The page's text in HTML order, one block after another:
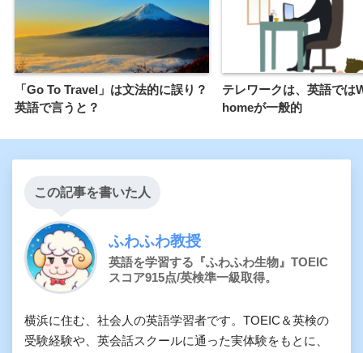
「Go To Travel」は文法的に誤り？
英語で言うと？
テレワークは、英語では
homeが一般的
この記事を書いた人
ふわふわ教授
英語を学習する『ふわふわ生物』TOEIC
スコア915点/英検準一級取得。
横浜に住む、社会人の英語学習者です。TOEIC＆英検の
受験経験や、英会話スクールに通った実体験をもとに、